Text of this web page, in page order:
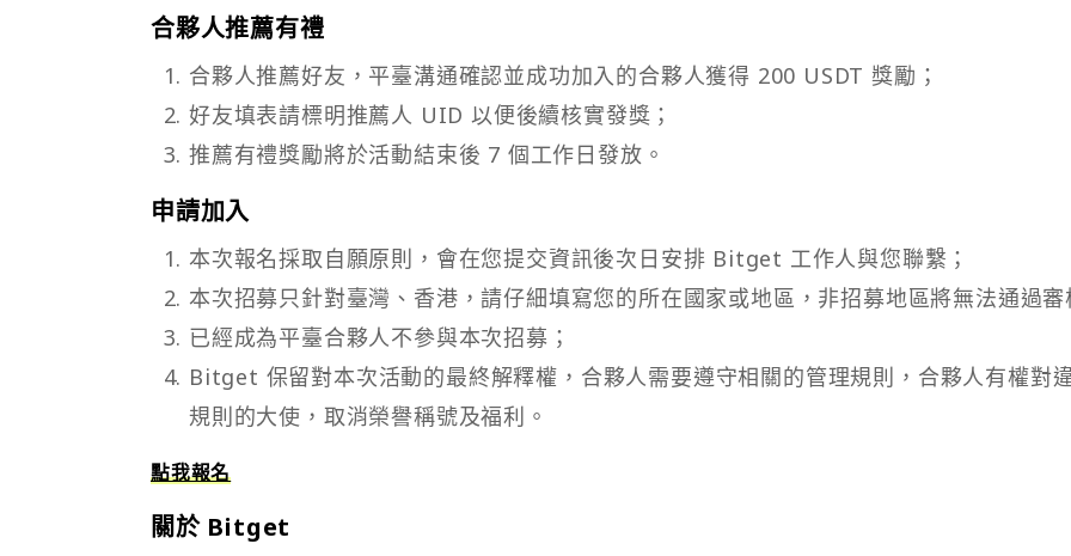
合夥人推薦有禮
合夥人推薦好友，平臺溝通確認並成功加入的合夥人獲得 200 USDT 獎勵；
好友填表請標明推薦人 UID 以便後續核實發獎；
推薦有禮獎勵將於活動結束後 7 個工作日發放。
申請加入
本次報名採取自願原則，會在您提交資訊後次日安排 Bitget 工作人與您聯繫；
本次招募只針對臺灣、香港，請仔細填寫您的所在國家或地區，非招募地區將無法通過審
已經成為平臺合夥人不參與本次招募；
Bitget 保留對本次活動的最終解釋權，合夥人需要遵守相關的管理規則，合夥人有權對
規則的大使，取消榮譽稱號及福利。
點我報名
關於 Bitget